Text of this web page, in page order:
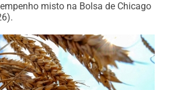
misto na Bolsa de Chicago